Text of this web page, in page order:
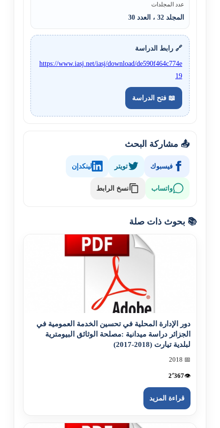
عدد المجلدات
المجلد 32 ، العدد 30
🔗 رابط الدراسة
https://www.iasj.net/iasj/download/de590f464c774e
19
📖 فتح الدراسة
📤 مشاركة البحث
فيسبوك تويتر لينكدإن
واتساب نسخ الرابط
📚 بحوث ذات صلة
دور الإدارة المحلية في تحسين الخدمة العمومية في
الجزائر دراسة ميدانية :مصلحة الوثائق البيومترية
لبلدية تيارت (2018-2017)
📅 2018
👁️2٬367
قراءة المزيد